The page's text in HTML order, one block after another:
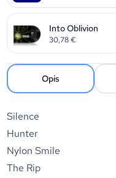
Into Oblivion
30,78€
Opis
Silence
Hunter
Nylon Smile
The Rip